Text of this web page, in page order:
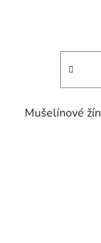
Mušelínové